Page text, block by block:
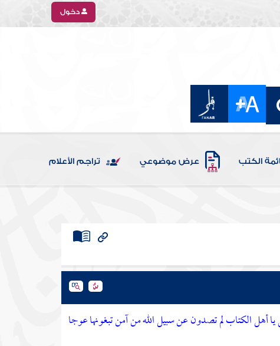
دخول
الكتب عرض موضوعي تراجم الأعلام
أهل الكتاب لم تصدون عن سبيل الله من آمن تبغونها عوجا